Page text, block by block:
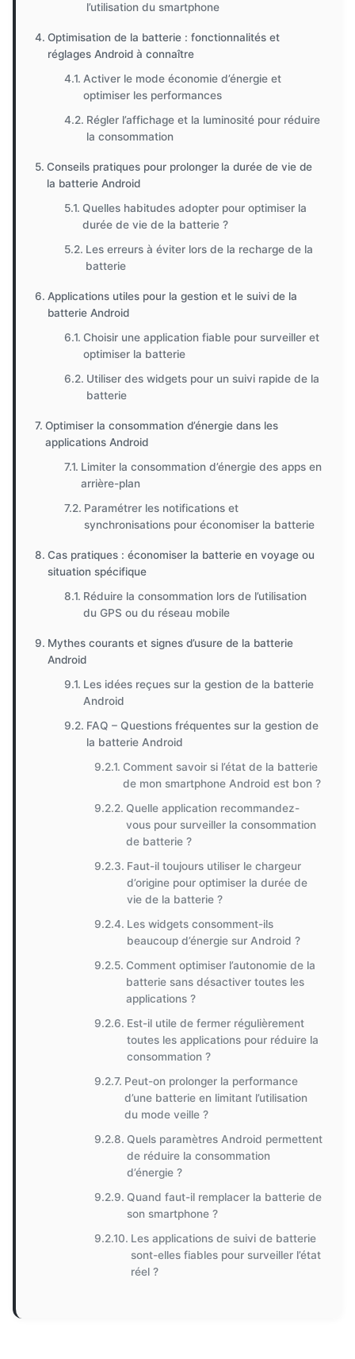
l’utilisation du smartphone
Optimisation de la batterie : fonctionnalités et
réglages Android à connaître
Activer le mode économie d’énergie et
optimiser les performances
Régler l’affichage et la luminosité pour réduire
la consommation
Conseils pratiques pour prolonger la durée de vie de
la batterie Android
Quelles habitudes adopter pour optimiser la
durée de vie de la batterie ?
Les erreurs à éviter lors de la recharge de la
batterie
Applications utiles pour la gestion et le suivi de la
batterie Android
Choisir une application fiable pour surveiller et
optimiser la batterie
Utiliser des widgets pour un suivi rapide de la
batterie
Optimiser la consommation d’énergie dans les
applications Android
Limiter la consommation d’énergie des apps en
arrière-plan
Paramétrer les notifications et
synchronisations pour économiser la batterie
Cas pratiques : économiser la batterie en voyage ou
situation spécifique
Réduire la consommation lors de l’utilisation
du GPS ou du réseau mobile
Mythes courants et signes d’usure de la batterie
Android
Les idées reçues sur la gestion de la batterie
Android
FAQ – Questions fréquentes sur la gestion de
la batterie Android
Comment savoir si l’état de la batterie
de mon smartphone Android est bon ?
Quelle application recommandez-
vous pour surveiller la consommation
de batterie ?
Faut-il toujours utiliser le chargeur
d’origine pour optimiser la durée de
vie de la batterie ?
Les widgets consomment-ils
beaucoup d’énergie sur Android ?
Comment optimiser l’autonomie de la
batterie sans désactiver toutes les
applications ?
Est-il utile de fermer régulièrement
toutes les applications pour réduire la
consommation ?
Peut-on prolonger la performance
d’une batterie en limitant l’utilisation
du mode veille ?
Quels paramètres Android permettent
de réduire la consommation
d’énergie ?
Quand faut-il remplacer la batterie de
son smartphone ?
Les applications de suivi de batterie
sont-elles fiables pour surveiller l’état
réel ?